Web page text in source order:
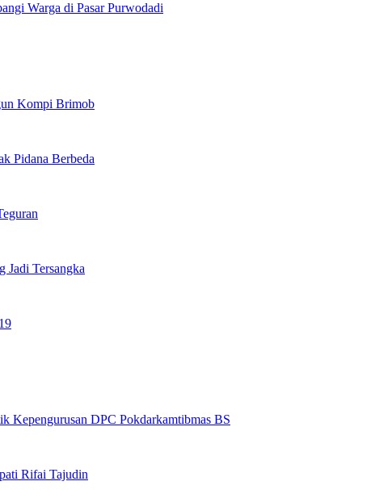
Warga di Pasar Purwodadi
Kompi Brimob
Pidana Berbeda
Jadi Tersangka
Kepengurusan DPC Pokdarkamtibmas BS
Rifai Tajudin